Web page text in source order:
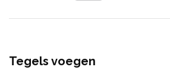
Tegels voegen